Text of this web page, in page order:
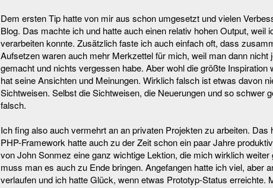
Dem ersten Tip hatte von mir aus schon umgesetzt und vielen
Blog. Das machte ich und hatte auch einen relativ hohen Output, weil
verarbeiten konnte. Zusätzlich faste ich auch einfach oft, dass
Aufsetzen waren auch mehr Merkzettel für mich, weil man dann nicht
gemacht und nichts vergessen habe. Aber wohl die größte
hat seine Ansichten und Meinungen. Wirklich falsch ist etwas davon
Sichtweisen. Selbst die Sichtweisen, die Neuerungen und so schwer
falsch.
Ich fing also auch vermehrt an an privaten Projekten zu arbeiten.
PHP-Framework hatte auch zu der Zeit schon ein paar Jahre
von John Sonmez eine ganz wichtige Lektion, die mich wirklich
muss man es auch zu Ende bringen. Angefangen hatte ich viel, aber
verlaufen und ich hatte Glück, wenn etwas Prototyp-Status erreichte.